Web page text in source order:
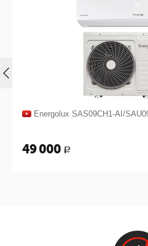
Energolux SAS09CH1-AI/
49 000 Р